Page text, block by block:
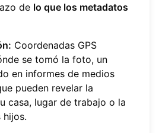
de lo que los metadatos
Coordenadas GPS
se tomó la foto, un
en informes de medios
pueden revelar la
casa, lugar de trabajo o la
hijos.